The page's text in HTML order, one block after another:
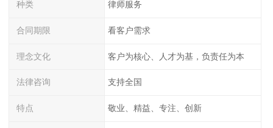
种类 律师服务
合同期限 看客户需求
理念文化 客户为核心、人才为基，负责任为本
法律咨询 支持全国
特点 敬业、精益、专注、创新